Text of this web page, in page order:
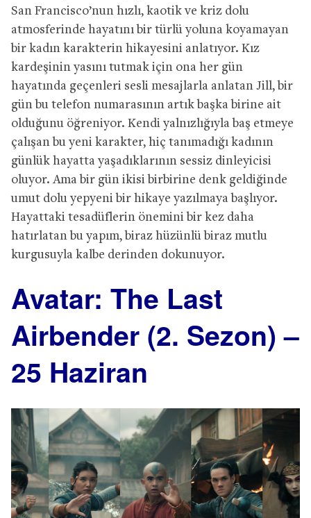
San Francisco’nun hızlı, kaotik ve kriz dolu
atmosferinde hayatını bir türlü yoluna koyamayan
bir kadın karakterin hikayesini anlatıyor. Kız
kardeşinin yasını tutmak için ona her gün
hayatında geçenleri sesli mesajlarla anlatan Jill, bir
gün bu telefon numarasının artık başka birine ait
olduğunu öğreniyor. Kendi yalnızlığıyla baş etmeye
çalışan bu yeni karakter, hiç tanımadığı kadının
günlük hayatta yaşadıklarının sessiz dinleyicisi
oluyor. Ama bir gün ikisi birbirine denk geldiğinde
umut dolu yepyeni bir hikaye yazılmaya başlıyor.
Hayattaki tesadüflerin önemini bir kez daha
hatırlatan bu yapım, biraz hüzünlü biraz mutlu
kurgusuyla kalbe derinden dokunuyor.
Avatar: The Last
Airbender (2. Sezon) –
25 Haziran